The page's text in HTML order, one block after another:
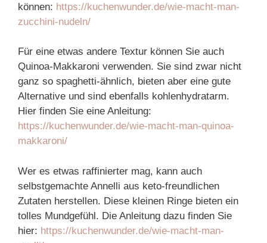
können: https://kuchenwunder.de/wie-macht-man-
zucchini-nudeln/
Für eine etwas andere Textur können Sie auch
Quinoa-Makkaroni verwenden. Sie sind zwar nicht
ganz so spaghetti-ähnlich, bieten aber eine gute
Alternative und sind ebenfalls kohlenhydratarm.
Hier finden Sie eine Anleitung:
https://kuchenwunder.de/wie-macht-man-quinoa-
makkaroni/
Wer es etwas raffinierter mag, kann auch
selbstgemachte Annelli aus keto-freundlichen
Zutaten herstellen. Diese kleinen Ringe bieten ein
tolles Mundgefühl. Die Anleitung dazu finden Sie
hier: https://kuchenwunder.de/wie-macht-man-